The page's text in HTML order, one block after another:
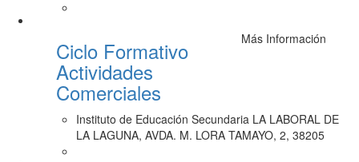
Ciclo Formativo
Actividades
Comerciales
Más Información
Instituto de Educación Secundaria LA LABORAL DE
LA LAGUNA, AVDA. M. LORA TAMAYO, 2, 38205